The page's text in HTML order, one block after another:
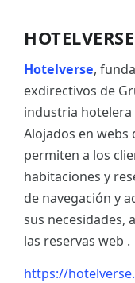
HOTELVERSE
Hotelverse,
exdirectivos de
industria hotelera
Alojados en webs
permiten a los
habitaciones y
de navegación y
sus necesidades,
las reservas web .
https://